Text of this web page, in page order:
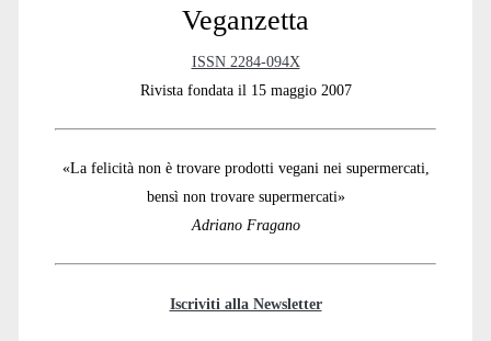
Veganzetta
ISSN 2284-094X
Rivista fondata il 15 maggio 2007
«La felicità non è trovare prodotti vegani nei supermercati,
bensì non trovare supermercati»
Adriano Fragano
Iscriviti alla Newsletter